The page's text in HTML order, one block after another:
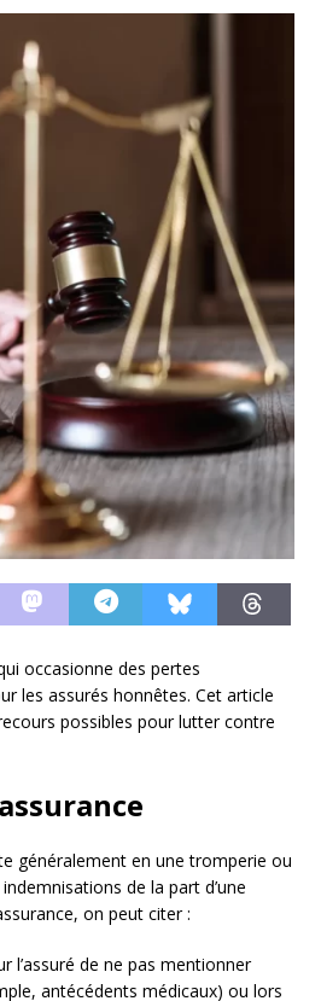
occasionne des pertes
les assurés honnêtes. Cet article
possibles pour lutter contre
généralement en une tromperie ou
de la part d’une
on peut citer :
l’assuré de ne pas mentionner
antécédents médicaux) ou lors